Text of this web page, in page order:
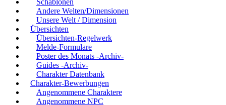
Schablonen
Andere Welten/Dimensionen
Unsere Welt / Dimension
Übersichten
Übersichten-Regelwerk
Melde-Formulare
Poster des Monats -Archiv-
Guides -Archiv-
Charakter Datenbank
Charakter-Bewerbungen
Angenommene Charaktere
Angenommene NPC